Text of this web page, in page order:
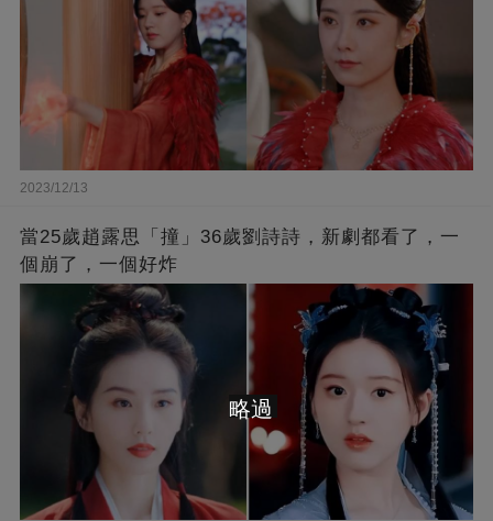
2023/12/13
當25歲趙露思「撞」36歲劉詩詩，新劇都看了，一
個崩了，一個好炸
略過